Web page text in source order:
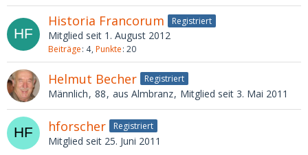
Historia Francorum Registriert
Mitglied seit 1. August 2012
Beiträge 4 Punkte 20
Helmut Becher Registriert
Männlich 88 aus Almbranz Mitglied seit 3. Mai 2011
hforscher Registriert
Mitglied seit 25. Juni 2011